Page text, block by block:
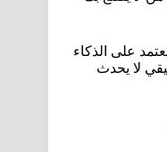
على الذكاء
لا يحدث